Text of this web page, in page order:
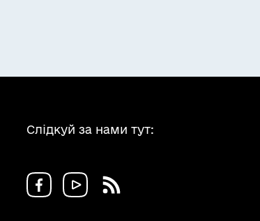
Слідкуй за нами тут: